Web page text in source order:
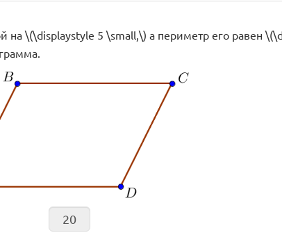
на \(\displaystyle 5 \small,\) а периметр его равен